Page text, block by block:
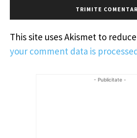
This site uses Akismet to
your comment data is
- Publicitate -